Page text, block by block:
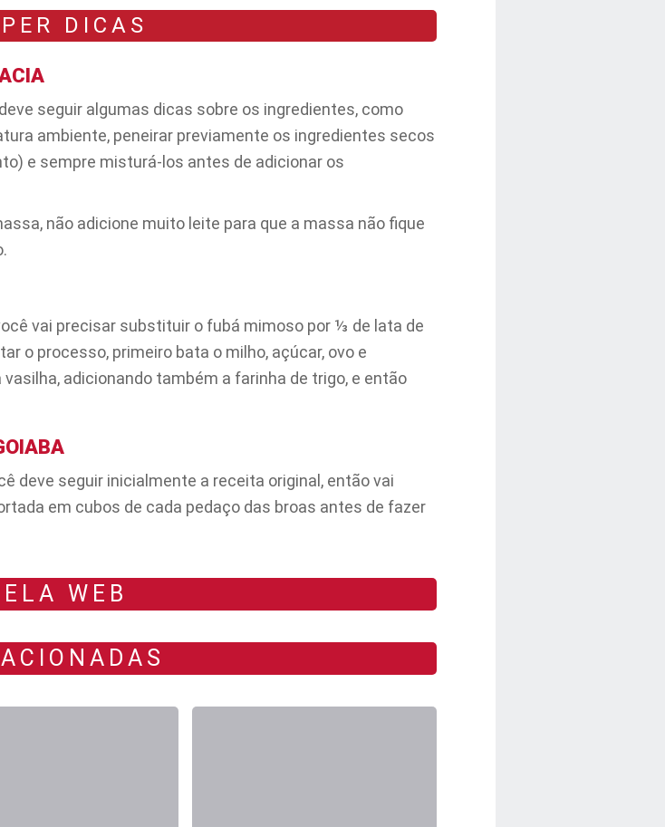
DICAS
seguir algumas dicas sobre os ingredientes, como
ambiente, peneirar previamente os ingredientes secos
e sempre misturá-los antes de adicionar os
não adicione muito leite para que a massa não fique
vai precisar substituir o fubá mimoso por ⅓ de lata de
o processo, primeiro bata o milho, açúcar, ovo e
adicionando também a farinha de trigo, e então
deve seguir inicialmente a receita original, então vai
em cubos de cada pedaço das broas antes de fazer
WEB